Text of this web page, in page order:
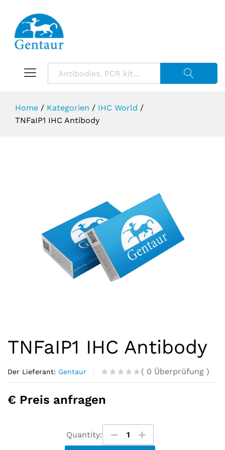
Home / Kategorien / IHC World /
TNFaIP1 IHC Antibody
TNFaIP1 IHC Antibody
Der Lieferant: Gentaur
R
t
o
u
t
o
0
( 0 Überprüfung )
€ Preis anfragen
Quantity: